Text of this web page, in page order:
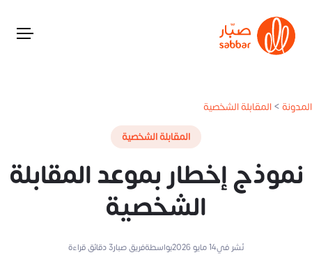
المدونة>المقابلة الشخصية
المقابلة الشخصية
نموذج إخطار بموعد المقابلة
الشخصية
نُشر في14 مايو 2026 بواسطةفريق صبار3دقائق قراءة